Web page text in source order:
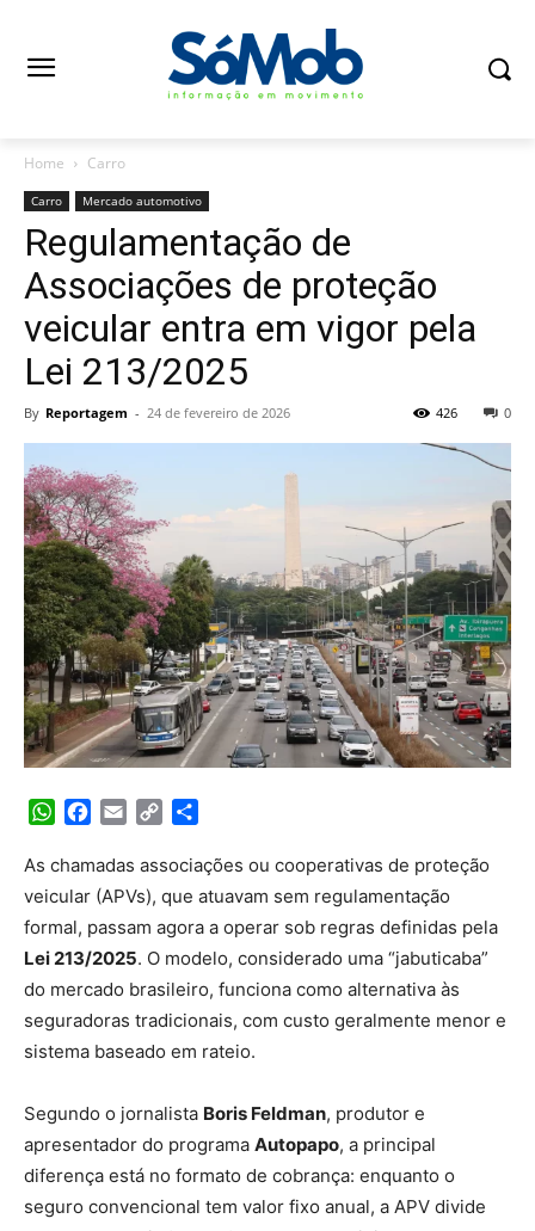
Home Carro
Carro Mercado automotivo
Regulamentação de
Associações de proteção
veicular entra em vigor pela
Lei 213/2025
By Reportagem - 24 de fevereiro de 2026 0
426
WhatsApp
Facebook
Email Copy
As chamadas associações ou cooperativas de proteção
veicular (APVs), que atuavam sem regulamentação
formal, passam agora a operar sob regras definidas pela
Lei 213/2025. O modelo, considerado uma “jabuticaba”
do mercado brasileiro, funciona como alternativa às
seguradoras tradicionais, com custo geralmente menor e
sistema baseado em rateio.
Segundo o jornalista Boris Feldman, produtor e
apresentador do programa Autopapo, a principal
diferença está no formato de cobrança: enquanto o
seguro convencional tem valor fixo anual, a APV divide